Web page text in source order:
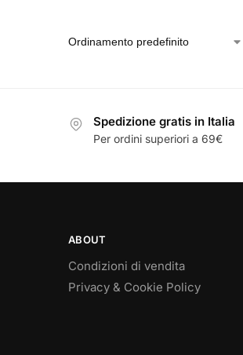
Spedizione gratis in Italia
Per ordini superiori a 69€
ABOUT
Condizioni di vendita
Privacy & Cookie Policy